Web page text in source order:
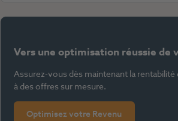
Vers une optimisation réussie de
Assurez-vous dès maintenant la
à des offres sur mesure.
Optimisez votre Revenu